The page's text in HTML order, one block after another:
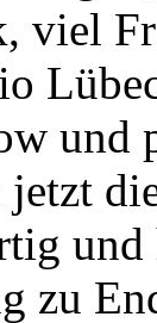
viel
und
jetzt
und
zu